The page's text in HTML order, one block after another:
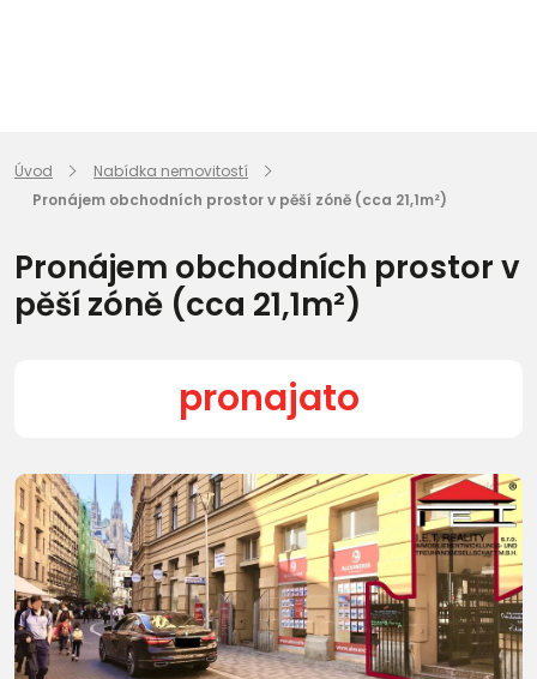
Úvod
Nabídka nemovitostí
Pronájem obchodních prostor v pěší zóně (cca 21,1m²)
Pronájem obchodních prostor v
pěší zóně (cca 21,1m²)
pronajato